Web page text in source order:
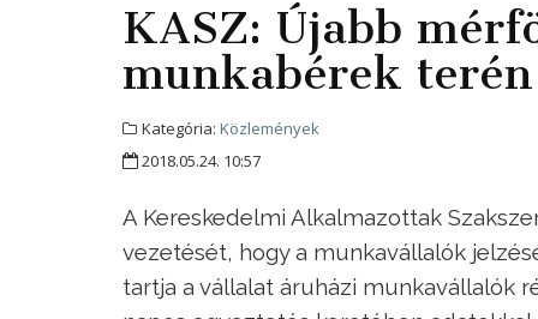
KASZ: Újabb
munkabérek terén
Kategória: Közlemények
2018.05.24. 10:57
A Kereskedelmi Alkalmazottak
vezetését, hogy a munkavállalók
tartja a vállalat áruházi munkavállalók